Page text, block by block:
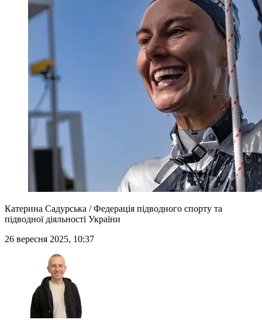
Катерина Садурська / Федерація підводного спорту та
підводної діяльності України
26 вересня 2025, 10:37